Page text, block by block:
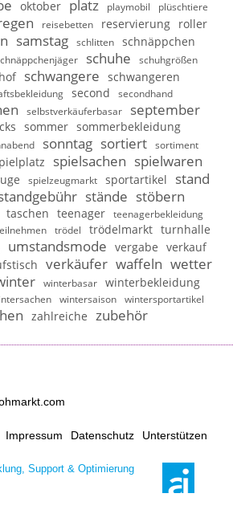
oktober platz playmobil
plüschtiere
reisebetten reservierung roller
samstag schlitten schnäppchen
schuhe schuhgrößen
schwangere schwangeren
second secondhand
selbstverkäuferbasar september
sommer sommerbekleidung
sonntag sortiert sortiment
spielsachen spielwaren
spielzeugmarkt sportartikel stand
stände stöbern
taschen teenager teenagerbekleidung
trödel trödelmarkt turnhalle
umstandsmode vergabe verkauf
verkäufer waffeln wetter
winterbasar
winterbekleidung
wintersaison wintersportartikel
zahlreiche zubehör
Impressum Datenschutz Unterstützen
Support & Optimierung